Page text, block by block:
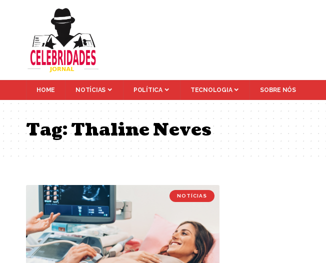
HOME NOTÍCIAS POLÍTICA TECNOLOGIA SOBRE NÓS
Tag:Thaline Neves
NOTÍCIAS